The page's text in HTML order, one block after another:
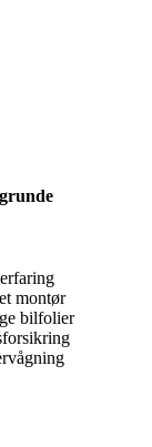
montør
bilfolier